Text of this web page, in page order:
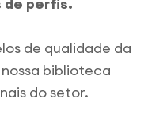
de qualidade da
biblioteca
do setor.